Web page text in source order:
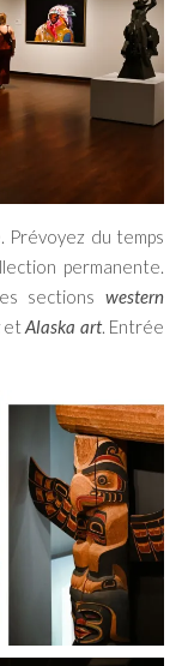
Prévoyez du temps
permanente.
sections western
etAlaska art. Entrée